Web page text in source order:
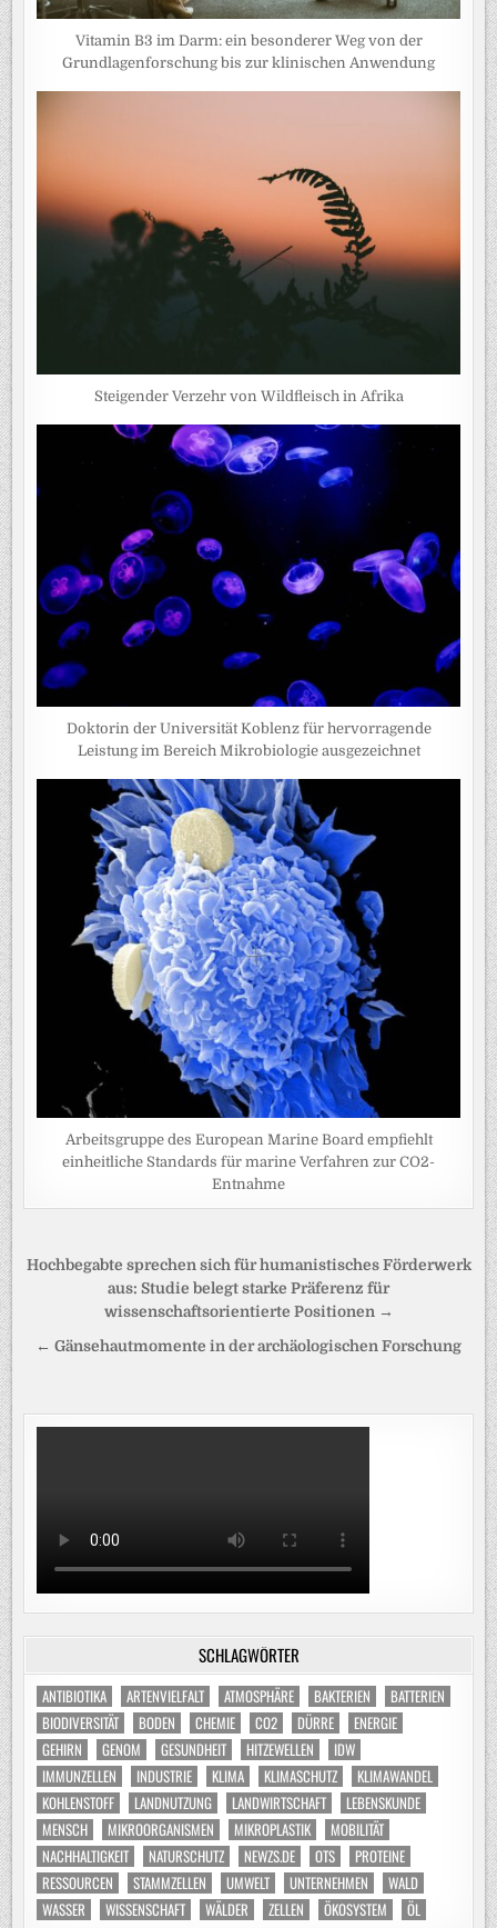
Vitamin B3 im Darm: ein besonderer Weg von der
Grundlagenforschung bis zur klinischen Anwendung
Steigender Verzehr von Wildfleisch in Afrika
Doktorin der Universität Koblenz für hervorragende
Leistung im Bereich Mikrobiologie ausgezeichnet
Arbeitsgruppe des European Marine Board empfiehlt
einheitliche Standards für marine Verfahren zur CO2-
Entnahme
Beitragsnavigation
Hochbegabte sprechen sich für humanistisches Förderwerk
aus: Studie belegt starke Präferenz für
wissenschaftsorientierte Positionen →
← Gänsehautmomente in der archäologischen Forschung
SCHLAGWÖRTER
ANTIBIOTIKA ARTENVIELFALT ATMOSPHÄRE BAKTERIEN
BATTERIEN
BIODIVERSITÄT
BODEN CHEMIE CO2 DÜRRE
ENERGIE
GEHIRN
GENOM GESUNDHEIT HITZEWELLEN
IDW
IMMUNZELLEN
INDUSTRIE KLIMA KLIMASCHUTZ
KLIMAWANDEL
KOHLENSTOFF
LANDNUTZUNG LANDWIRTSCHAFT
LEBENSKUNDE
MENSCH
MIKROORGANISMEN MIKROPLASTIK
MOBILITÄT
NACHHALTIGKEIT
NATURSCHUTZ NEWZS.DE OTS
PROTEINE
RESSOURCEN
STAMMZELLEN UMWELT UNTERNEHMEN
WALD
WASSER
WISSENSCHAFT WÄLDER ZELLEN ÖKOSYSTEM ÖL